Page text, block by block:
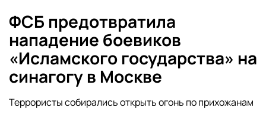
ФСБ предотвратила
нападение боевиков
«Исламского государства» на
синагогу в Москве
Террористы собирались открыть огонь по прихожанам